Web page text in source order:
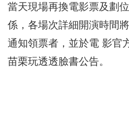
當天現場再換電影票及劃
係，各場次詳細開演時間
通知領票者，並於電 影官
苗栗玩透透臉書公告。